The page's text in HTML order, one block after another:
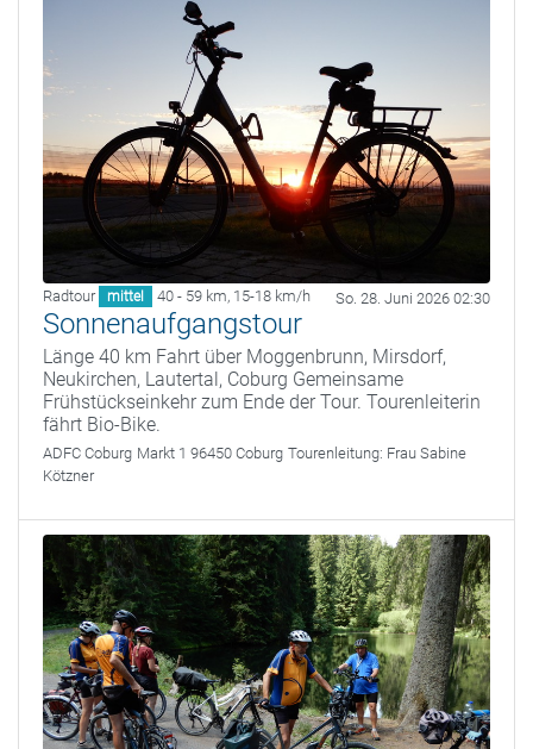
Radtour mittel 40 - 59 km, 15-18 km/h So. 28. Juni 2026 02:30
Sonnenaufgangstour
Länge 40 km Fahrt über Moggenbrunn, Mirsdorf,
Neukirchen, Lautertal, Coburg Gemeinsame
Frühstückseinkehr zum Ende der Tour. Tourenleiterin
fährt Bio-Bike.
ADFC Coburg Markt 1 96450 Coburg Tourenleitung: Frau Sabine
Kötzner